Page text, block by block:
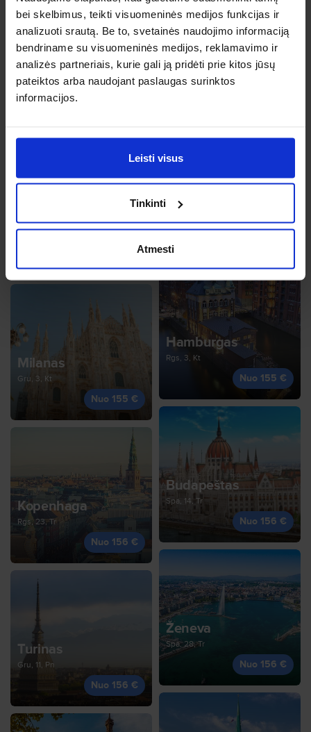
bei skelbimus, teikti visuomeninės medijos funkcijas ir
analizuoti srautą. Be to, svetainės naudojimo informaciją
bendriname su visuomeninės medijos, reklamavimo ir
analizės partneriais, kurie gali ją pridėti prie kitos jūsų
pateiktos arba naudojant paslaugas surinktos
informacijos.
Leisti visus
Tinkinti
Atmesti
Piza
Bal, 1, Kt
Nica
Gru, 12, Št
Maljorka
Nuo 154 €
Katanija
Milanas
Gru, 3, Kt
Nuo 155 €
Hamburgas
Rgs, 3, Kt
Nuo 155 €
Kopenhaga
Rgs, 23, Tr
Nuo 156 €
Budapeštas
Spa, 14, Tr
Nuo 156 €
Turinas
Gru, 11, Pn
Nuo 156 €
Ženeva
Spa, 28, Tr
Nuo 156 €